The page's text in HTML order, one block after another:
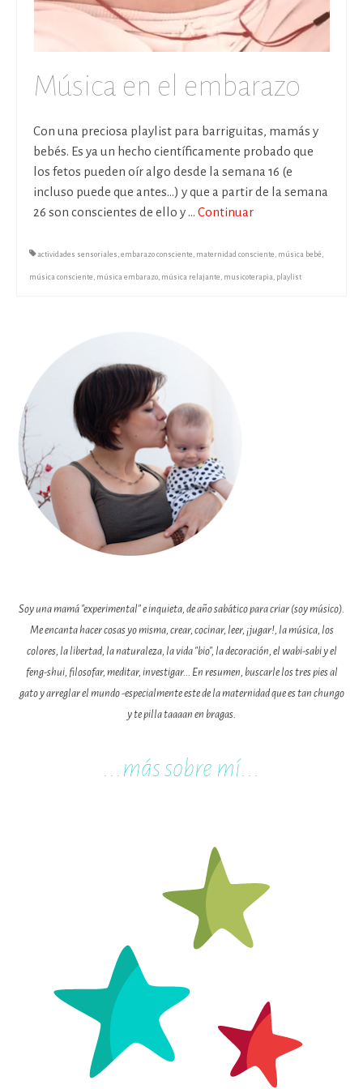
Música en el embarazo
Con una preciosa playlist para barriguitas, mamás y
bebés. Es ya un hecho científicamente probado que
los fetos pueden oír algo desde la semana 16 (e
incluso puede que antes…) y que a partir de la semana
26 son conscientes de ello y … Continuar
actividades sensoriales , embarazo consciente , maternidad consciente , música bebé ,
música consciente , música embarazo, música relajante , musicoterapia, playlist
Soy una mamá "experimental" e inquieta, de año sabático para criar (soy músico).
Me encanta hacer cosas yo misma, crear, cocinar, leer, ¡jugar!, la música, los
colores, la libertad, la naturaleza, la vida "bio", la decoración, el wabi-sabi y el
feng-shui, filosofar, meditar, investigar... En resumen, buscarle los tres pies al
gato y arreglar el mundo -especialmente este de la maternidad que es tan chungo
y te pilla taaaan en bragas.
...más sobre mí...